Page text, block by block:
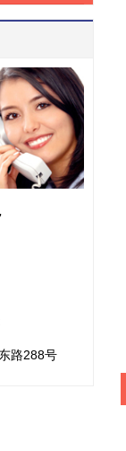
路288号